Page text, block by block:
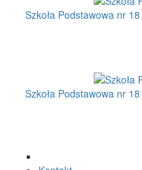
Szkoła Podstawowa nr 18
Szkoła Podstawowa nr 18